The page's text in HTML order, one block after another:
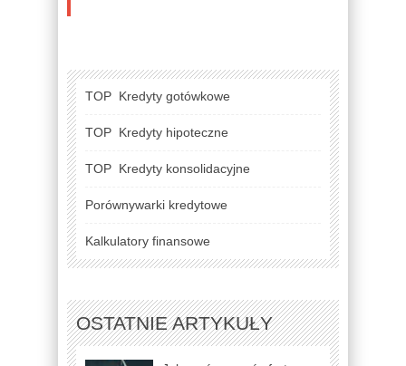
TOP Kredyty gotówkowe
TOP Kredyty hipoteczne
TOP Kredyty konsolidacyjne
Porównywarki kredytowe
Kalkulatory finansowe
OSTATNIE ARTYKUŁY